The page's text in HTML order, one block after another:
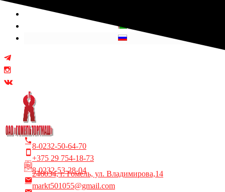
Выберите язык
8-0232-50-64-70
+375 29 754-18-73
8-0232-53-28-04
246034, г. Гомель, ул. Владимирова,14
markt501055@gmail.com